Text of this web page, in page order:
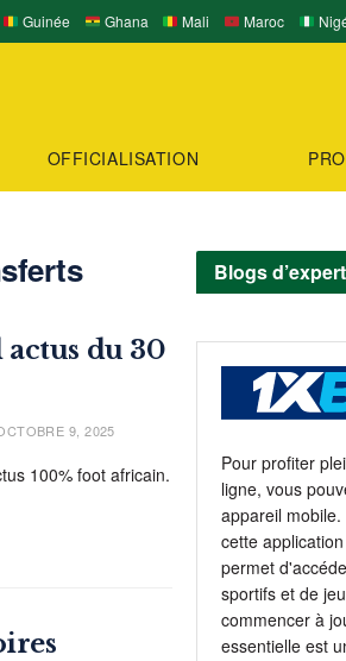
Guinée Ghana Mali Maroc
OFFICIALISATION
du 30
9, 2025
100% foot africain.
Blogs
Pour profiter
ligne, vous
appareil
cette
permet
sportifs et de
commencer à
essentielle est